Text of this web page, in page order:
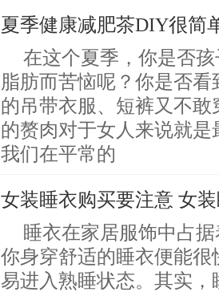
夏季健康减肥茶DIY很简
在这个夏季，你是否
脂肪而苦恼呢？你是否
的吊带衣服、短裤又不
的赘肉对于女人来说就
我们在平常的
女装睡衣购买要注意 女
睡衣在家居服饰中占
你身穿舒适的睡衣便能
易进入熟睡状态。其实